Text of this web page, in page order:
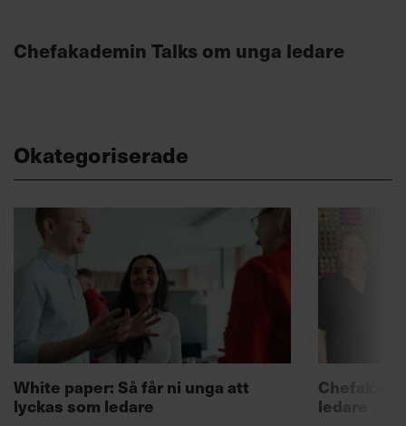
Chefakademin Talks om unga ledare
Okategoriserade
White paper: Så får ni unga att
lyckas som ledare
ledare